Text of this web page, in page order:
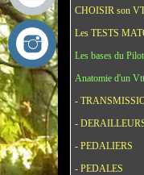
CHOISIR son
Les TESTS
Les bases du
Anatomie d'un Vtt
-
-
- PEDALIERS
- PEDALES